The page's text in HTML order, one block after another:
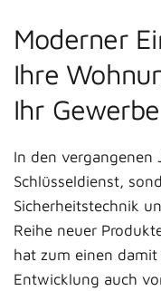
Moderner
Ihre
Ihr Gewerbe
In den vergangenen
Schlüsseldienst,
Sicherheitstechnik
Reihe neuer
hat zum einen
Entwicklung auch